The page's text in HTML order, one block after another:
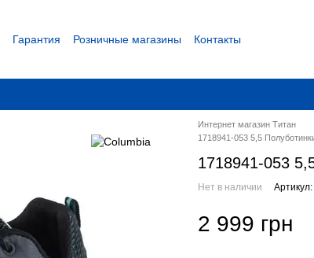
Гарантия Розничные магазины
Контакты
Интернет магазин Титан
1718941-053 5,5
1718941-053
Нет в наличии
2 999 грн